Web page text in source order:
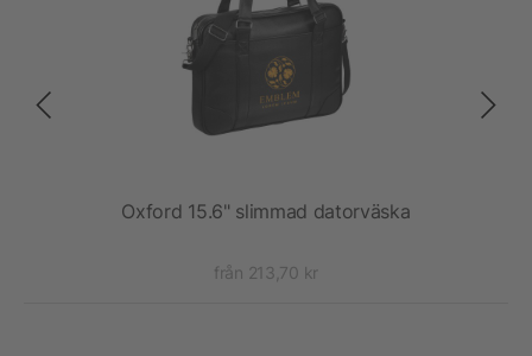
Oxford 15.6" slimmad datorväska
från 213,70 kr